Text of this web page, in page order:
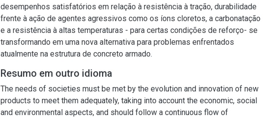
desempenhos satisfatórios em relação à resistência à tração, durabilidade
frente à ação de agentes agressivos como os íons cloretos, a carbonatação
e a resistência à altas temperaturas - para certas condições de reforço- se
transformando em uma nova alternativa para problemas enfrentados
atualmente na estrutura de concreto armado.
Resumo em outro idioma
The needs of societies must be met by the evolution and innovation of new
products to meet them adequately, taking into account the economic, social
and environmental aspects, and should follow a continuous flow of